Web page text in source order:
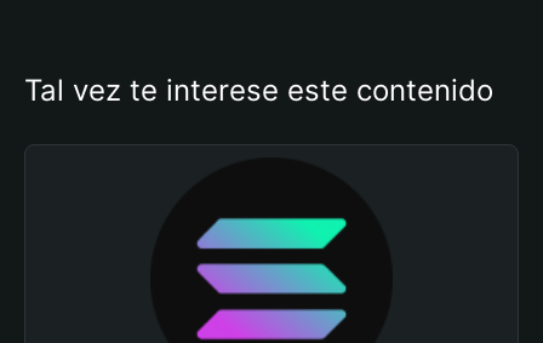
Tal vez te interese este contenido